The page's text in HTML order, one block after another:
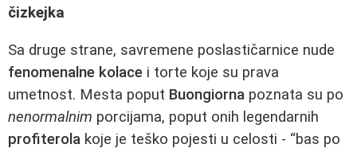
čizkejka
Sa druge strane, savremene poslastičarnice nude
fenomenalne kolace i torte koje su prava
umetnost. Mesta poput Buongiorna poznata su po
nenormalnim porcijama, poput onih legendarnih
profiterola koje je teško pojesti u celosti - “bas po